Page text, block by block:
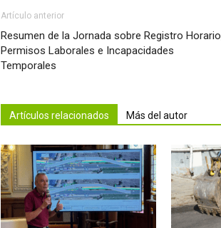
Artículo anterior
Resumen de la Jornada sobre Registro
Permisos Laborales e Incapacidades
Temporales
Artículos relacionados Más del autor